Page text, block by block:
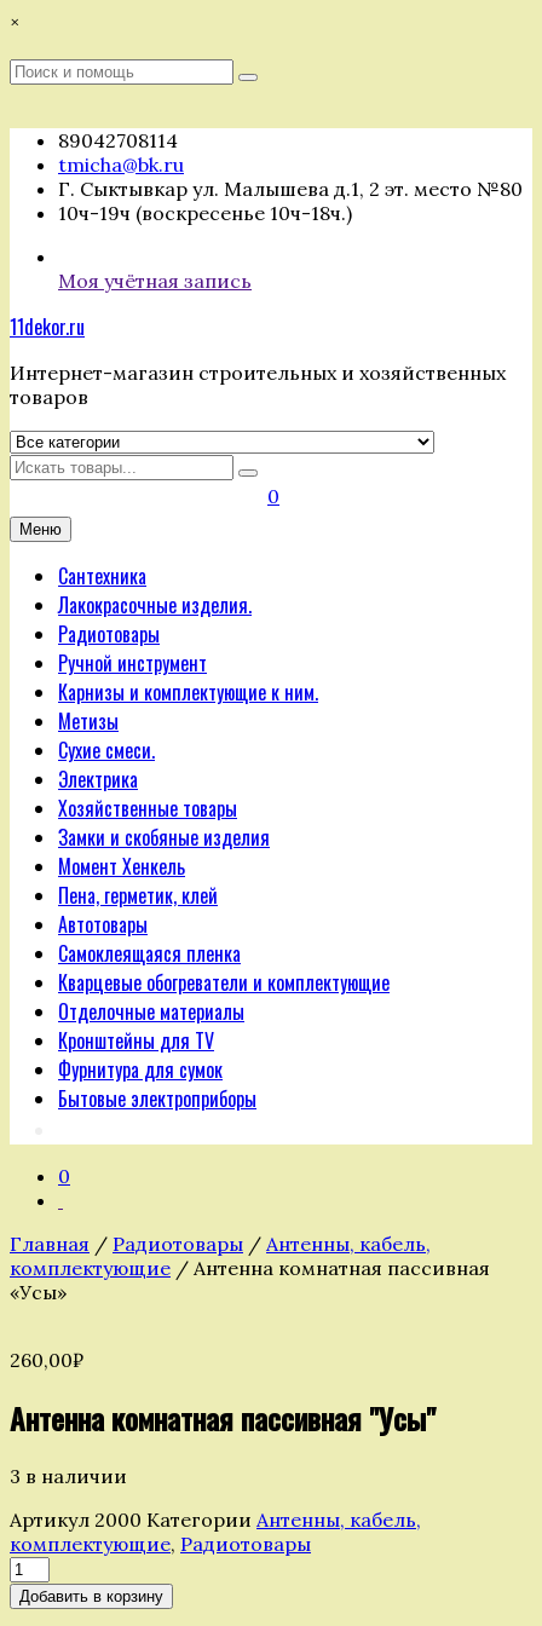
Перейти
содержимому
×
Поиск
Поиск
89042708114
tmicha@bk.ru
Г. Сыктывкар ул. Малышева д.1, 2 эт. место №80
10ч-19ч (воскресенье 10ч-18ч.)
Моя учётная запись
11dekor.ru
Интернет-магазин строительных и хозяйственных
товаров
Искать
0
Меню
Сантехника
Лакокрасочные изделия.
Радиотовары
Ручной инструмент
Карнизы и комплектующие к ним.
Метизы
Сухие смеси.
Электрика
Хозяйственные товары
Замки и скобяные изделия
Момент Хенкель
Пена, герметик, клей
Автотовары
Самоклеящаяся пленка
Кварцевые обогреватели и комплектующие
Отделочные материалы
Кронштейны для TV
Фурнитура для сумок
Бытовые электроприборы
0
Главная / Радиотовары / Антенны, кабель,
комплектующие / Антенна комнатная пассивная
«Усы»
260,00₽
Антенна комнатная пассивная "Усы"
3 в наличии
Артикул 2000 Категории Антенны, кабель,
комплектующие, Радиотовары
Количество
товара
Антенна
Добавить в корзину